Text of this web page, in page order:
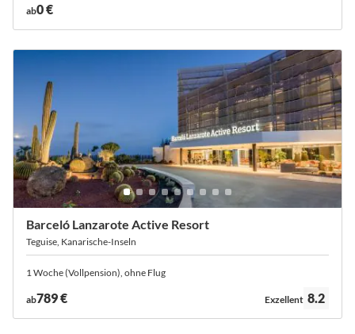
ab0 €
Barceló Lanzarote Active Resort
Teguise, Kanarische-Inseln
1 Woche (Vollpension), ohne Flug
ab789 € Bewertung:
Exzellent 8.2